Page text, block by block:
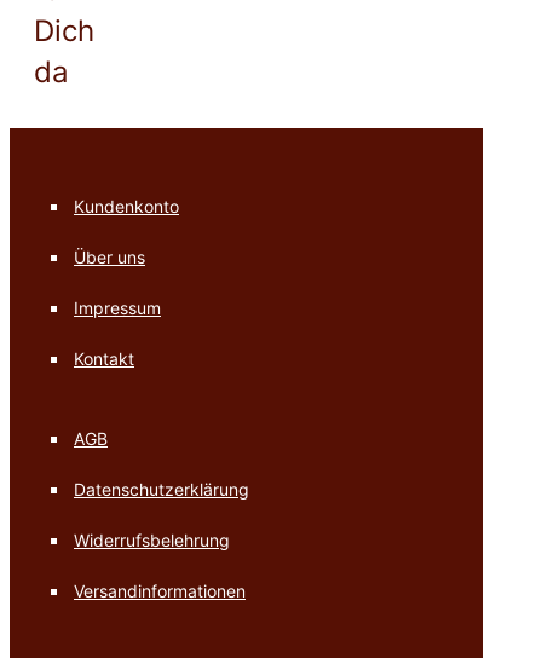
Dich
da
Kundenkonto
Über uns
Impressum
Kontakt
AGB
Datenschutzerklärung
Widerrufsbelehrung
Versandinformationen